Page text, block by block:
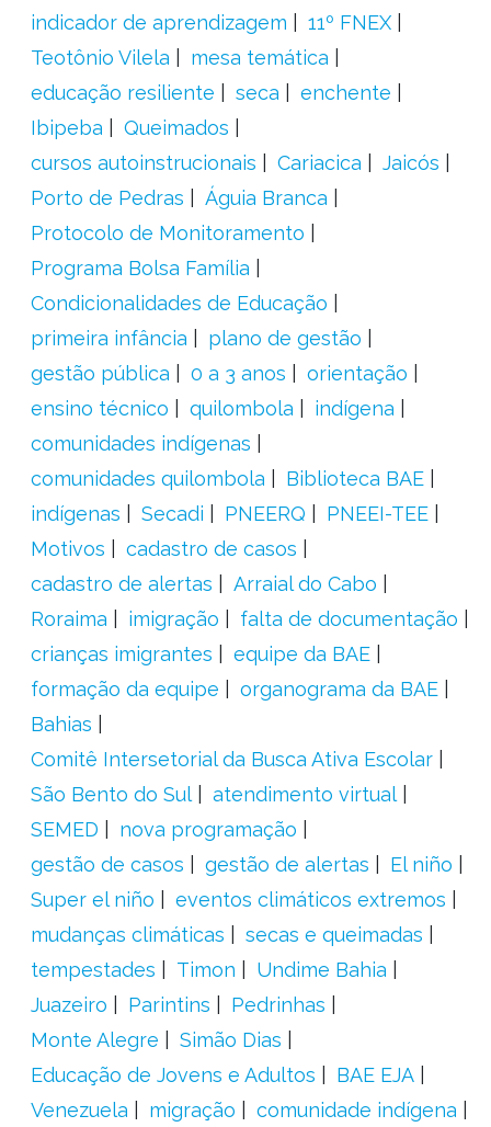
indicador de aprendizagem
11º FNEX
Teotônio Vilela
mesa temática
educação resiliente
seca
enchente
Ibipeba
Queimados
cursos autoinstrucionais
Cariacica
Jaicós
Porto de Pedras
Águia Branca
Protocolo de Monitoramento
Programa Bolsa Família
Condicionalidades de Educação
primeira infância
plano de gestão
gestão pública
0 a 3 anos
orientação
ensino técnico
quilombola
indígena
comunidades indígenas
comunidades quilombola
Biblioteca BAE
indígenas
Secadi PNEERQ
PNEEI-TEE
Motivos
cadastro de casos
cadastro de alertas
Arraial do Cabo
Roraima
imigração
falta de documentação
crianças imigrantes
equipe da BAE
formação da equipe
organograma da BAE
Bahias
Comitê Intersetorial da Busca Ativa Escolar
São Bento do Sul
atendimento virtual
SEMED
nova programação
gestão de casos
gestão de alertas
El niño
Super el niño
eventos climáticos extremos
mudanças climáticas
secas e queimadas
tempestades
Timon
Undime Bahia
Juazeiro
Parintins
Pedrinhas
Monte Alegre
Simão Dias
Educação de Jovens e Adultos
BAE EJA
Venezuela
migração
comunidade indígena